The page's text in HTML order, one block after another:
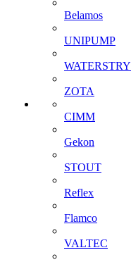
Belamos
UNIPUMP
WATERSTRY
ZOTA
CIMM
Gekon
STOUT
Reflex
Flamco
VALTEC